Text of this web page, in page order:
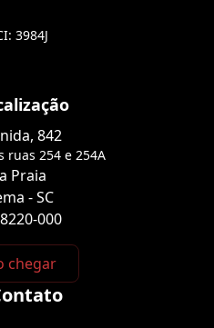
3984J
842
ruas 254 e 254A
Praia
- SC
000
chegar